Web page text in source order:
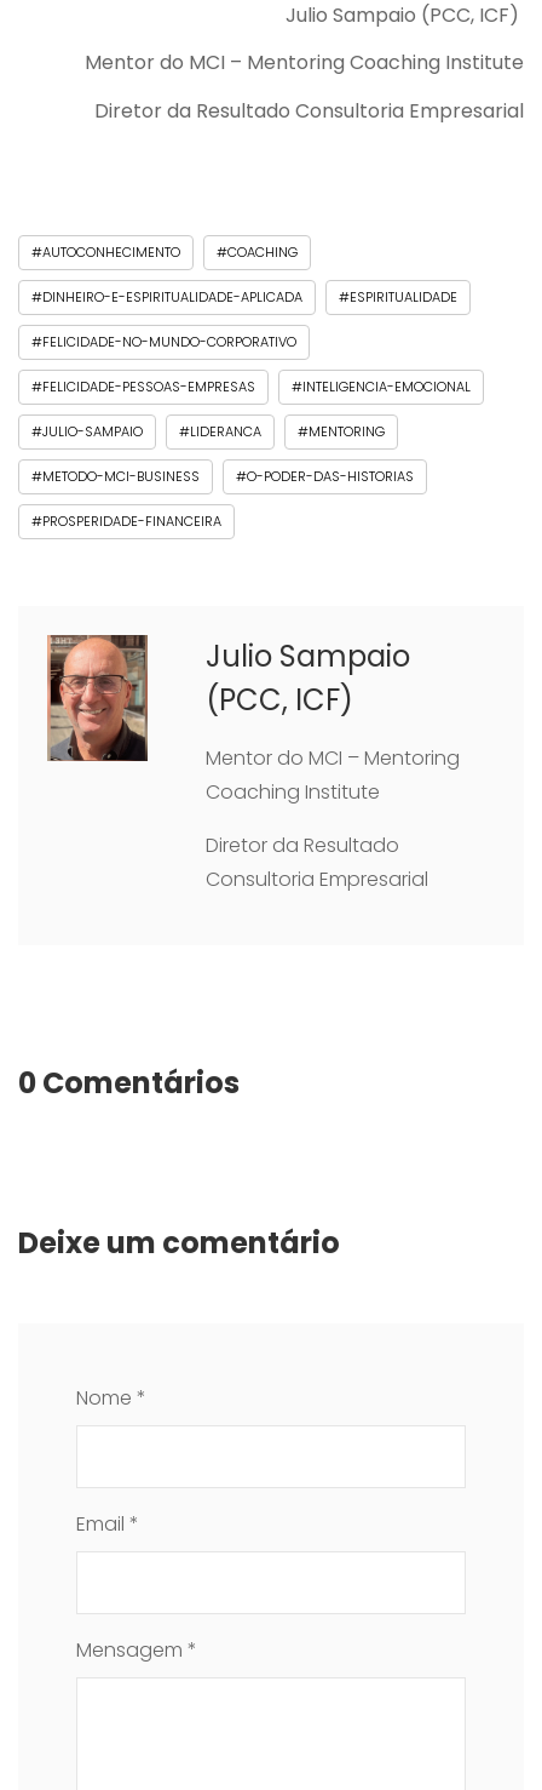
Julio Sampaio (PCC, ICF)
Mentor do MCI – Mentoring Coaching Institute
Diretor da Resultado Consultoria Empresarial
#AUTOCONHECIMENTO #COACHING
#DINHEIRO-E-ESPIRITUALIDADE-APLICADA #ESPIRITUALIDADE
#FELICIDADE-NO-MUNDO-CORPORATIVO
#FELICIDADE-PESSOAS-EMPRESAS #INTELIGENCIA-EMOCIONAL
#JULIO-SAMPAIO #LIDERANCA #MENTORING
#METODO-MCI-BUSINESS #O-PODER-DAS-HISTORIAS
#PROSPERIDADE-FINANCEIRA
Julio Sampaio
(PCC, ICF)
Mentor do MCI – Mentoring
Coaching Institute
Diretor da Resultado
Consultoria Empresarial
0 Comentários
Deixe um comentário
Nome *
Email *
Mensagem *